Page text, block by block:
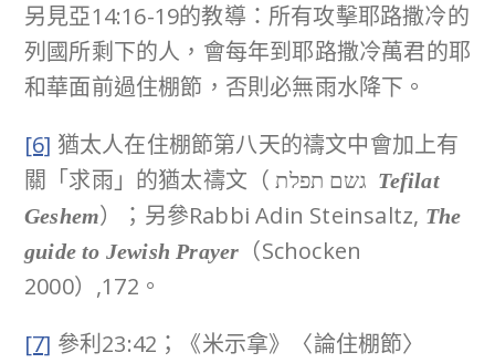
另見亞14:16-19的教導：所有攻擊耶路撒冷的
列國所剩下的人，會每年到耶路撒冷萬君的耶
和華面前過住棚節，否則必無雨水降下。
[6] 猶太人在住棚節第八天的禱文中會加上有
Tefilat
Geshem）；另參Rabbi Adin Steinsaltz, The
guide to Jewish Prayer
（Schocken
2000）,172。
[7] 參利23:42；《米示拿》〈論住棚節〉